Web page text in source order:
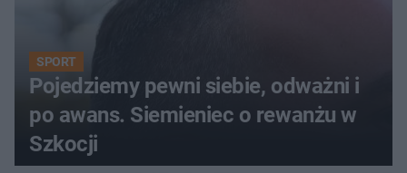
SPORT
Pojedziemy pewni siebie, odważni i
po awans. Siemieniec o rewanżu w
Szkocji